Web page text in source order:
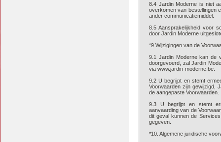
8.4 Jardin Moderne is niet
overkomen van bestellingen
ander communicatiemiddel.
8.5 Aansprakelijkheid voor
door Jardin Moderne
*9 Wijzigingen van de
9.1 Jardin Moderne kan de
doorgevoerd, zal Jardin
via www.jardin-moderne.be.
9.2 U begrijpt en stemt
Voorwaarden zijn gewijzigd,
de aangepaste Voorwaarden.
9.3 U begrijpt en stemt
aanvaarding van de
dit geval kunnen de
gegeven.
*10. Algemene juridische